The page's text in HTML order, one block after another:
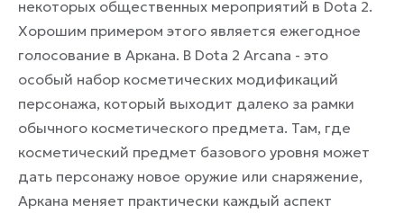
некоторых общественных мероприятий в Dota 2.
Хорошим примером этого является ежегодное
голосование в Аркана. В Dota 2 Arcana - это
особый набор косметических модификаций
персонажа, который выходит далеко за рамки
обычного косметического предмета. Там, где
косметический предмет базового уровня может
дать персонажу новое оружие или снаряжение,
Аркана меняет практически каждый аспект